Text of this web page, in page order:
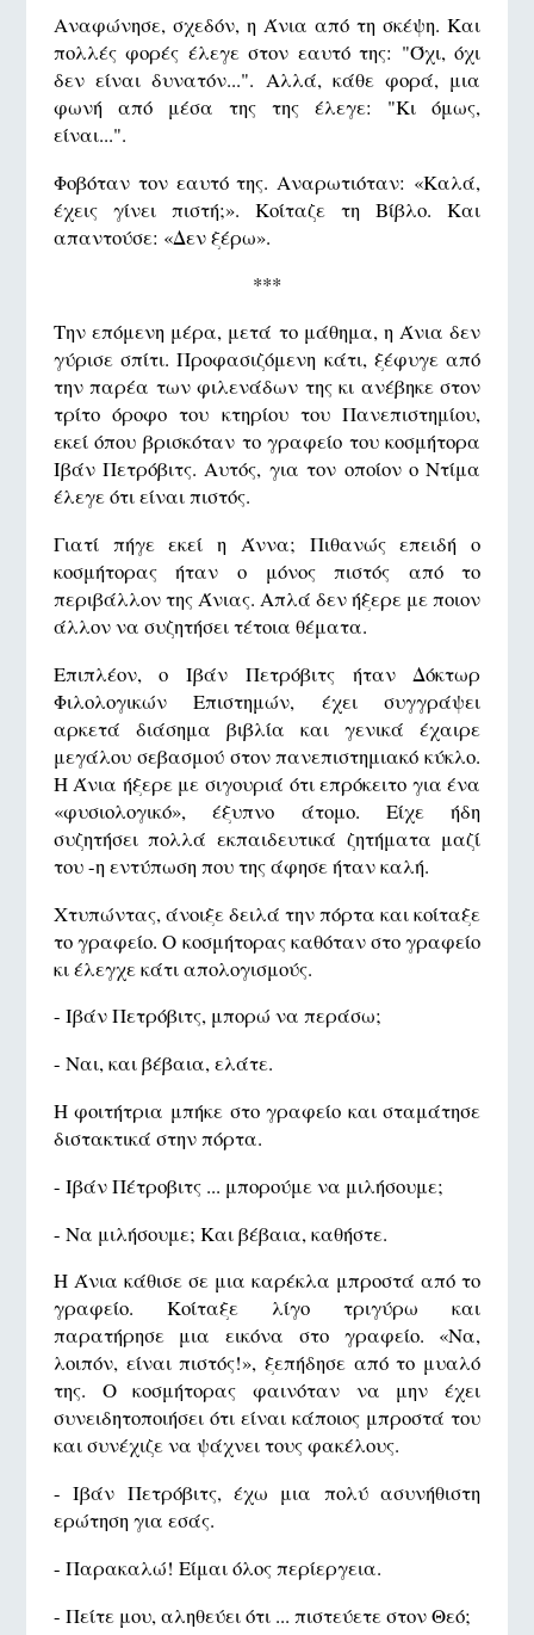
Αναφώνησε, σχεδόν, η Άνια από τη σκέψη. Και
πολλές φορές έλεγε στον εαυτό της: "Όχι, όχι
δεν είναι δυνατόν...". Αλλά, κάθε φορά, μια
φωνή από μέσα της της έλεγε: "Κι όμως,
είναι...".
Φοβόταν τον εαυτό της. Αναρωτιόταν: «Καλά,
έχεις γίνει πιστή;». Κοίταζε τη Βίβλο. Και
απαντούσε: «Δεν ξέρω».
***
Την επόμενη μέρα, μετά το μάθημα, η Άνια δεν
γύρισε σπίτι. Προφασιζόμενη κάτι, ξέφυγε από
την παρέα των φιλενάδων της κι ανέβηκε στον
τρίτο όροφο του κτηρίου του Πανεπιστημίου,
εκεί όπου βρισκόταν το γραφείο του κοσμήτορα
Ιβάν Πετρόβιτς. Αυτός, για τον οποίον ο Ντίμα
έλεγε ότι είναι πιστός.
Γιατί πήγε εκεί η Άννα; Πιθανώς επειδή ο
κοσμήτορας ήταν ο μόνος πιστός από το
περιβάλλον της Άνιας. Απλά δεν ήξερε με ποιον
άλλον να συζητήσει τέτοια θέματα.
Επιπλέον, ο Ιβάν Πετρόβιτς ήταν Δόκτωρ
Φιλολογικών Επιστημών, έχει συγγράψει
αρκετά διάσημα βιβλία και γενικά έχαιρε
μεγάλου σεβασμού στον πανεπιστημιακό κύκλο.
Η Άνια ήξερε με σιγουριά ότι επρόκειτο για ένα
«φυσιολογικό», έξυπνο άτομο. Είχε ήδη
συζητήσει πολλά εκπαιδευτικά ζητήματα μαζί
του -η εντύπωση που της άφησε ήταν καλή.
Χτυπώντας, άνοιξε δειλά την πόρτα και κοίταξε
το γραφείο. Ο κοσμήτορας καθόταν στο γραφείο
κι έλεγχε κάτι απολογισμούς.
- Ιβάν Πετρόβιτς, μπορώ να περάσω;
- Ναι, και βέβαια, ελάτε.
Η φοιτήτρια μπήκε στο γραφείο και σταμάτησε
διστακτικά στην πόρτα.
- Ιβάν Πέτροβιτς ... μπορούμε να μιλήσουμε;
- Να μιλήσουμε; Και βέβαια, καθήστε.
Η Άνια κάθισε σε μια καρέκλα μπροστά από το
γραφείο. Κοίταξε λίγο τριγύρω και
παρατήρησε μια εικόνα στο γραφείο. «Να,
λοιπόν, είναι πιστός!», ξεπήδησε από το μυαλό
της. Ο κοσμήτορας φαινόταν να μην έχει
συνειδητοποιήσει ότι είναι κάποιος μπροστά του
και συνέχιζε να ψάχνει τους φακέλους.
- Ιβάν Πετρόβιτς, έχω μια πολύ ασυνήθιστη
ερώτηση για εσάς.
- Παρακαλώ! Είμαι όλος περίεργεια.
- Πείτε μου, αληθεύει ότι ... πιστεύετε στον Θεό;